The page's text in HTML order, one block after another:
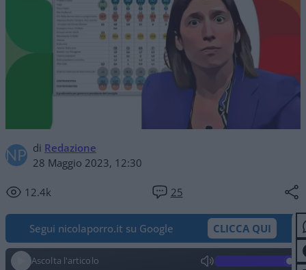
di Redazione
28 Maggio 2023, 12:30
12.4k 25
Segui nicolaporro.it su Google CLICCA QUI
Ascolta l'articolo